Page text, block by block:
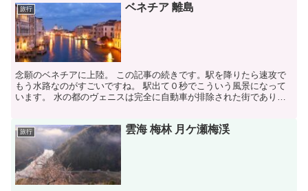
旅行 ベネチア 離島
念願のベネチアに上陸。 この記事の続きです。駅を降りたら速攻で
もう水路なのがすごいですね。 駅出て０秒でこういう風景になって
います。 水の都のヴェニスは完全に自動車が排除された街であり、
旅行 雲海 梅林 月ケ瀬梅渓